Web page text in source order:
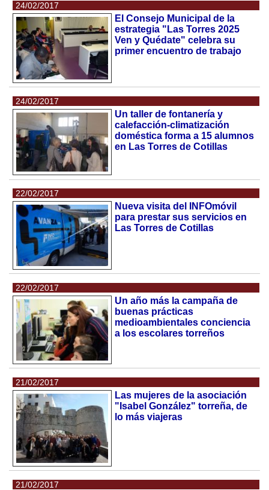
24/02/2017
El Consejo Municipal de la
estrategia "Las Torres 2025
Ven y Quédate" celebra su
primer encuentro de trabajo
24/02/2017
Un taller de fontanería y
calefacción-climatización
doméstica forma a 15 alumnos
en Las Torres de Cotillas
22/02/2017
Nueva visita del INFOmóvil
para prestar sus servicios en
Las Torres de Cotillas
22/02/2017
Un año más la campaña de
buenas prácticas
medioambientales conciencia
a los escolares torreños
21/02/2017
Las mujeres de la asociación
"Isabel González" torreña, de
lo más viajeras
21/02/2017